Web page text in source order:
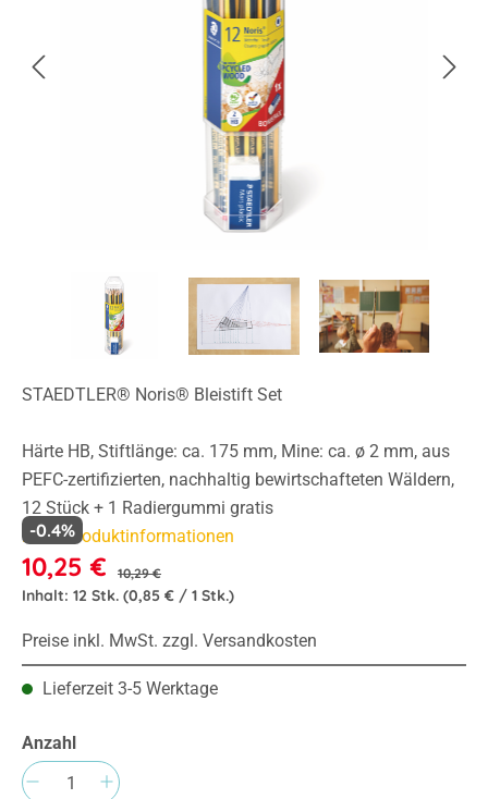
STAEDTLER® Noris® Bleistift Set
Härte HB, Stiftlänge: ca. 175 mm, Mine: ca. ø 2 mm, aus
PEFC-zertifizierten, nachhaltig bewirtschafteten Wäldern,
12 Stück + 1 Radiergummi gratis
Mehr Produktinformationen
10,25 € 10,29 €
-0.4%
Inhalt: 12 Stk. (0,85 € / 1 Stk.)
Preise inkl. MwSt. zzgl. Versandkosten
Lieferzeit 3-5 Werktage
Anzahl
Produkt Anzahl: Gib den gewünschten